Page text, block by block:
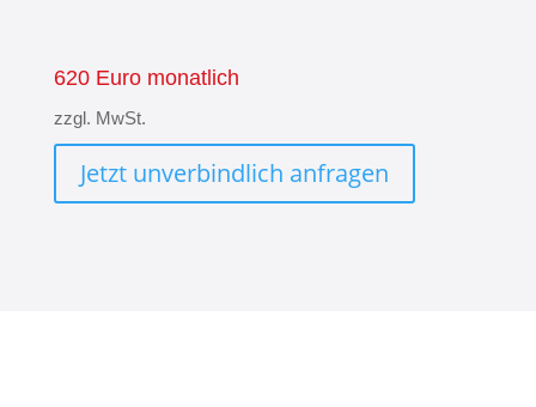
620 Euro monatlich
zzgl. MwSt.
Jetzt unverbindlich anfragen